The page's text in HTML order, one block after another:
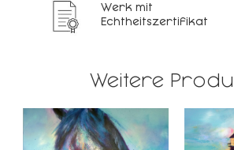
Werk mit
Echtheitszertifikat
Weitere